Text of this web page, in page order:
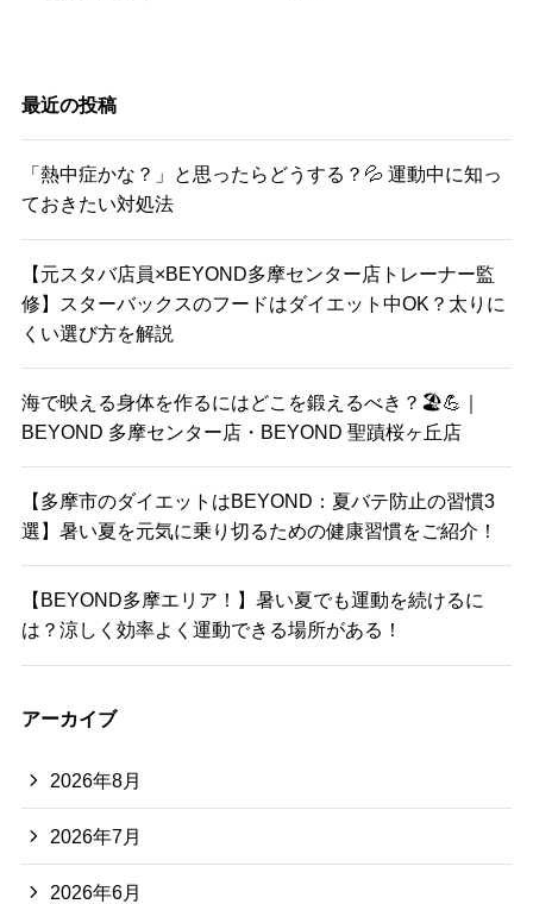
最近の投稿
「熱中症かな？」と思ったらどうする？💦 運動中に知っ
ておきたい対処法
【元スタバ店員×BEYOND多摩センター店トレーナー監
修】スターバックスのフードはダイエット中OK？太りに
くい選び方を解説
海で映える身体を作るにはどこを鍛えるべき？🏖️💪｜
BEYOND 多摩センター店・BEYOND 聖蹟桜ヶ丘店
【多摩市のダイエットはBEYOND：夏バテ防止の習慣3
選】暑い夏を元気に乗り切るための健康習慣をご紹介！
【BEYOND多摩エリア！】暑い夏でも運動を続けるに
は？涼しく効率よく運動できる場所がある！
アーカイブ
2026年8月
2026年7月
2026年6月